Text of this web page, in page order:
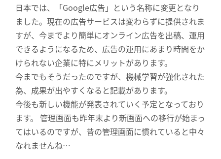
日本では、「Google広告」という名称に変更となり
ました。現在の広告サービスは変わらずに提供されま
すが、今までより簡単にオンライン広告を出稿、運用
できるようになるため、広告の運用にあまり時間をか
けられない企業に特にメリットがあります。
今までもそうだったのですが、機械学習が強化された
為、成果が出やすくなると記載があります。
今後も新しい機能が発表されていく予定となっており
ます。 管理画面も昨年末より新画面への移行が始まっ
てはいるのですが、昔の管理画面に慣れていると中々
なれませんね…